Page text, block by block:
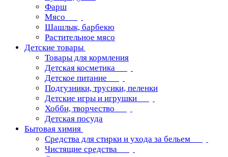
Фарш
Мясо
Шашлык, барбекю
Растительное мясо
Детские товары
Товары для кормления
Детская косметика
Детское питание
Подгузники, трусики, пеленки
Детские игры и игрушки
Хобби, творчество
Детская посуда
Бытовая химия
Средства для стирки и ухода за бельем
Чистящие средства